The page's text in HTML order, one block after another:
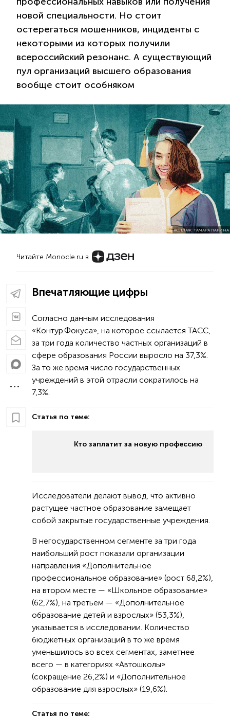
новой специальности. Но стоит
остерегаться мошенников, инциденты с
некоторыми из которых получили
всероссийский резонанс. А существующий
пул организаций высшего образования
вообще стоит особняком
КОЛЛАЖ: ТАМАРА ЛАРИНА
Читайте Monocle.ru в
Впечатляющие цифры
Согласно данным исследования
«Контур.Фокуса», на которое ссылается ТАСС,
за три года количество частных организаций в
сфере образования России выросло на 37,3%.
За то же время число государственных
учреждений в этой отрасли сократилось на
7,3%.
Статья по теме:
Кто заплатит за новую профессию
Исследователи делают вывод, что активно
растущее частное образование замещает
собой закрытые государственные учреждения.
В негосударственном сегменте за три года
наибольший рост показали организации
направления «Дополнительное
профессиональное образование» (рост 68,2%),
на втором месте — «Школьное образование»
(62,7%), на третьем — «Дополнительное
образование детей и взрослых» (53,3%),
указывается в исследовании. Количество
бюджетных организаций в то же время
уменьшилось во всех сегментах, заметнее
всего — в категориях «Автошколы»
(сокращение 26,2%) и «Дополнительное
образование для взрослых» (19,6%).
Статья по теме: